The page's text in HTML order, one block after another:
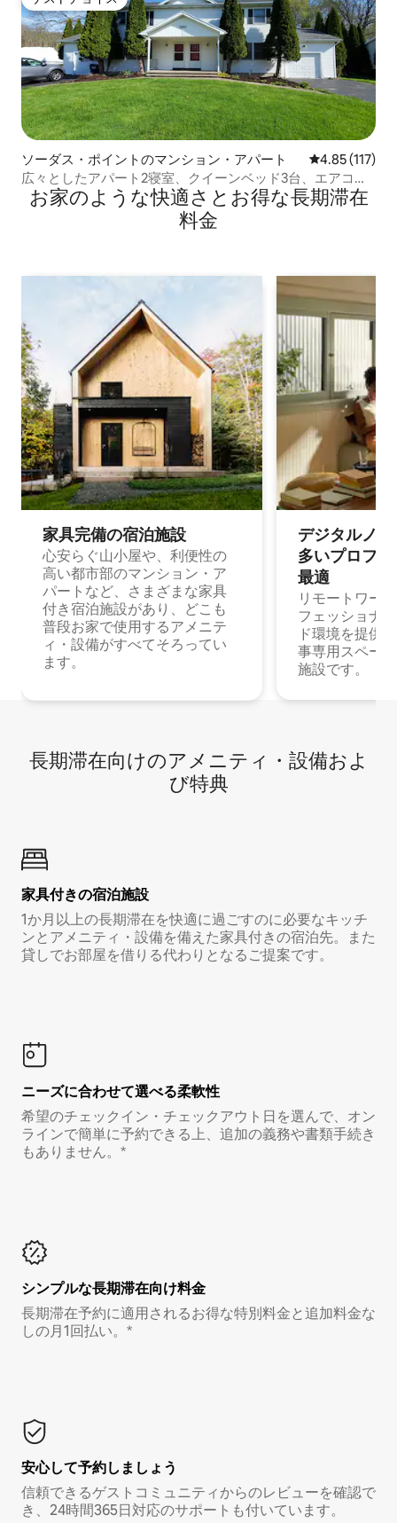
ゲストチョイス
ソーダス・ポイントのマンション・アパート レビュー117
4.85 (117)
広々としたアパート2寝室、クイーンベッド3台、エアコ
ン、洗濯機・乾燥機付き
お家のような快⁠適⁠さ⁠とお⁠得⁠な長⁠期⁠滞⁠在
料⁠金
家具完備の宿⁠泊⁠施⁠設
心安らぐ山小屋や、利便性の
高い都市部のマンション・ア
パートなど、さまざまな家具
付き宿泊施設があり、どこも
普段お家で使用するアメニテ
ィ・設備がすべてそろってい
ます。
デジタルノ
多⁠いプ⁠ロ⁠フ⁠
最⁠適
リモートワー
フェッショナ
ド環境を提供
事専用スペー
施設です。
長期滞在向け⁠のア⁠メ⁠ニ⁠テ⁠ィ⁠・設⁠備⁠およ
び特⁠典
家具付き⁠の宿⁠泊⁠施⁠設
1か月以上の長期滞在を快適に過ごすのに必要なキッチ
ンとアメニティ・設備を備えた家具付きの宿泊先。また
貸しでお部屋を借りる代わりとなるご提案です。
ニーズに合わせて選べる柔軟性
希望のチェックイン・チェックアウト日を選んで、オン
ラインで簡単に予約できる上、追加の義務や書類手続き
もありません。*
シンプルな長期滞在向け料金
長期滞在予約に適用されるお得な特別料金と追加料金な
しの月1回払い。*
安心して予約しましょう
信頼できるゲストコミュニティからのレビューを確認で
き、24時間365日対応のサポートも付いています。